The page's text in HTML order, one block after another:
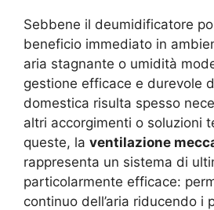
Sebbene il deumidificatore
beneficio immediato in
aria stagnante o umidità
gestione efficace e durevole
domestica risulta spesso
altri accorgimenti o soluzioni
queste, la ventilazione
rappresenta un sistema di
particolarmente efficace:
continuo dell’aria riducendo i